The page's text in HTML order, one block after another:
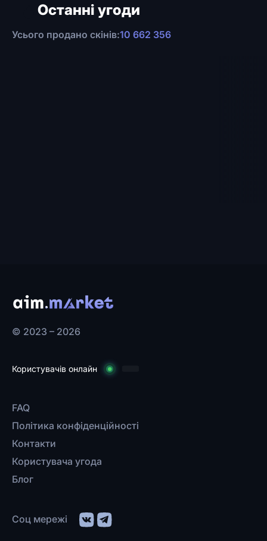
Останні угоди
Усього продано скінів:10 662 356
© 2023 – 2026
Користувачів онлайн
FAQ
Політика конфіденційності
Контакти
Користувача угода
Блог
Соц мережі